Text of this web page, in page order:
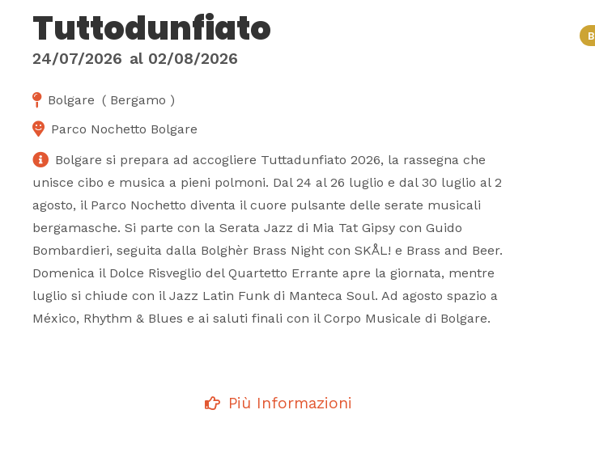
Tuttodunfiato
24/07/2026 al 02/08/2026
Bolgare ( Bergamo )
Parco Nochetto Bolgare
Bolgare si prepara ad accogliere Tuttadunfiato 2026, la rassegna che
unisce cibo e musica a pieni polmoni. Dal 24 al 26 luglio e dal 30 luglio al 2
agosto, il Parco Nochetto diventa il cuore pulsante delle serate musicali
bergamasche. Si parte con la Serata Jazz di Mia Tat Gipsy con Guido
Bombardieri, seguita dalla Bolghèr Brass Night con SKÅL! e Brass and Beer.
Domenica il Dolce Risveglio del Quartetto Errante apre la giornata, mentre
luglio si chiude con il Jazz Latin Funk di Manteca Soul. Ad agosto spazio a
México, Rhythm & Blues e ai saluti finali con il Corpo Musicale di Bolgare.
Più Informazioni